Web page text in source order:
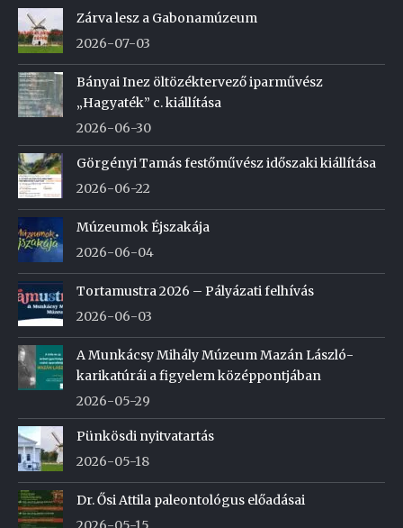
Zárva lesz a Gabonamúzeum
2026-07-03
Bányai Inez öltözéktervező iparművész
„Hagyaték” c. kiállítása
2026-06-30
Görgényi Tamás festőművész időszaki kiállítása
2026-06-22
Múzeumok Éjszakája
2026-06-04
Tortamustra 2026 – Pályázati felhívás
2026-06-03
A Munkácsy Mihály Múzeum Mazán László-
karikatúrái a figyelem középpontjában
2026-05-29
Pünkösdi nyitvatartás
2026-05-18
Dr. Ősi Attila paleontológus előadásai